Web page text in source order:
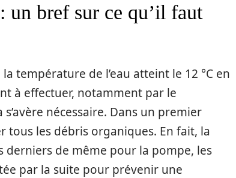
un bref sur ce qu’il faut
température de l’eau atteint le 12 °C en
à effectuer, notamment par le
nécessaire. Dans un premier
tous les débris organiques. En fait, la
derniers de même pour la pompe, les
par la suite pour prévenir une